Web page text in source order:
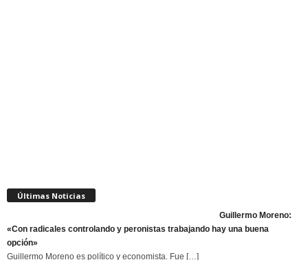
Últimas Noticias
Guillermo Moreno:
«Con radicales controlando y peronistas trabajando hay una buena
opción»
Guillermo Moreno es político y economista. Fue […]